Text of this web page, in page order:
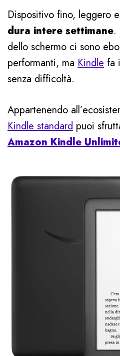
Dispositivo fino, leggero
dura intere settimane.
dello schermo ci sono
performanti, ma Kindle fa
senza difficoltà.
Appartenendo
Kindle standard puoi
Amazon Kindle